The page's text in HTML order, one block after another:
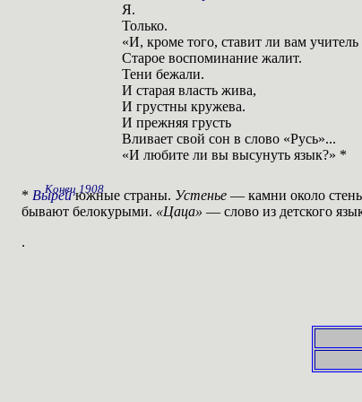
Я.
Только.
«И, кроме того, ставит ли вам
Старое воспоминание жалит.
Тени бежали.
И старая власть жива,
И грустны кружева.
И прежняя грусть
Вливает свой сон в слово «Русь»...
«И любите ли вы высунуть язык?» *
Конец 1908
* Вырейюжные страны. Устенье — камни около
бывают белокурыми. «Цаца» — слово из детского
.